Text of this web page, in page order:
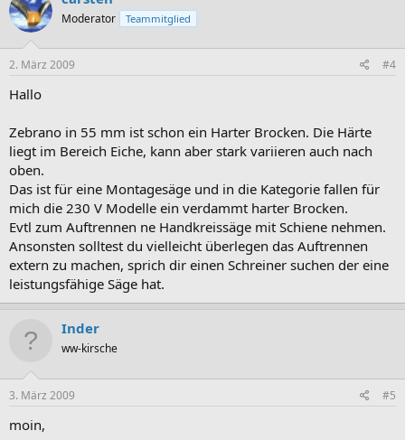
Moderator Teammitglied
2. März 2009 #4
Hallo
Zebrano in 55 mm ist schon ein Harter Brocken. Die Härte
liegt im Bereich Eiche, kann aber stark variieren auch nach
oben.
Das ist für eine Montagesäge und in die Kategorie fallen für
mich die 230 V Modelle ein verdammt harter Brocken.
Evtl zum Auftrennen ne Handkreissäge mit Schiene nehmen.
Ansonsten solltest du vielleicht überlegen das Auftrennen
extern zu machen, sprich dir einen Schreiner suchen der eine
leistungsfähige Säge hat.
Inder
ww-kirsche
3. März 2009 #5
moin,